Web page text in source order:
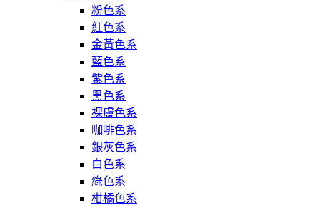
粉色系
紅色系
金黃色系
藍色系
紫色系
黑色系
裸膚色系
咖啡色系
銀灰色系
白色系
綠色系
柑橘色系